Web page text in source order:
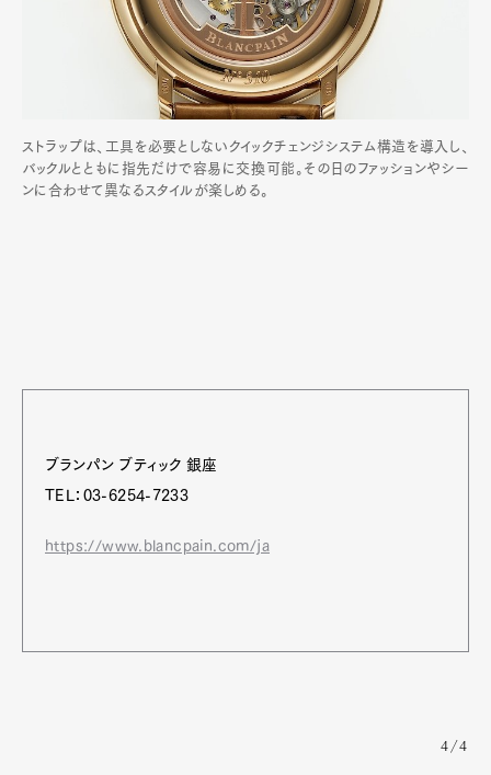
ストラップは、工具を必要としないクイックチェンジシステム構造を導入し、
バックルとともに指先だけで容易に交換可能。その日のファッションやシー
ンに合わせて異なるスタイルが楽しめる。
ブランパン ブティック 銀座
TEL：03-6254-7233
https://www.blancpain.com/ja
4/4